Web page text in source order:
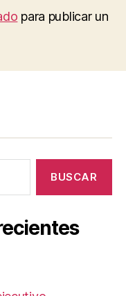
para publicar un